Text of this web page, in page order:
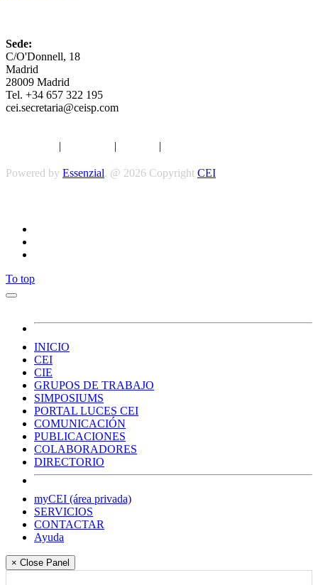
Sede:
C/O'Donnell, 18
Madrid
28009 Madrid
Tel. +34 657 322 195
cei.secretaria@ceisp.com
| | |
Powered by Essenzial. @ 2026 Copyright CEI
To top
INICIO
CEI
CIE
GRUPOS DE TRABAJO
SIMPOSIUMS
PORTAL LUCES CEI
COMUNICACIÓN
PUBLICACIONES
COLABORADORES
DIRECTORIO
myCEI (área privada)
SERVICIOS
CONTACTAR
Ayuda
× Close Panel